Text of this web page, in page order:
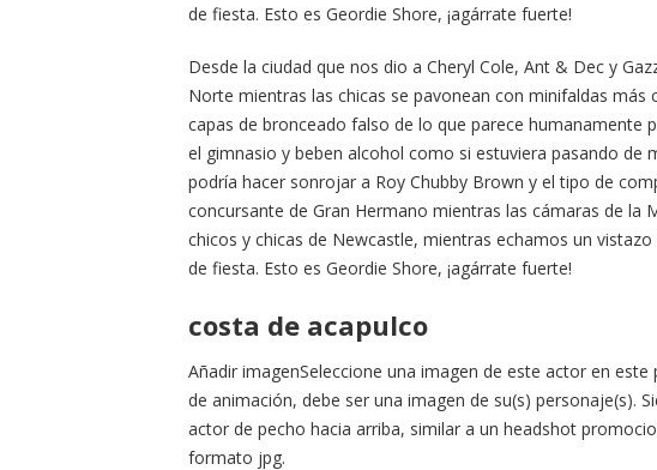
de fiesta. Esto es Geordie Shore, ¡agárrate fuerte!
Desde la ciudad que nos dio a Cheryl Cole, Ant & Dec y
Norte mientras las chicas se pavonean con minifaldas más
capas de bronceado falso de lo que parece humanamente
el gimnasio y beben alcohol como si estuviera pasando de
podría hacer sonrojar a Roy Chubby Brown y el tipo de
concursante de Gran Hermano mientras las cámaras de la
chicos y chicas de Newcastle, mientras echamos un
de fiesta. Esto es Geordie Shore, ¡agárrate fuerte!
costa de acapulco
Añadir imagenSeleccione una imagen de este actor en este
de animación, debe ser una imagen de su(s) personaje(s).
actor de pecho hacia arriba, similar a un headshot
formato jpg.